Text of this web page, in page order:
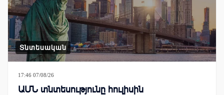
Տնտեսական
17:46 07/08/26
ԱՄՆ տնտեսությունը հուլիսին